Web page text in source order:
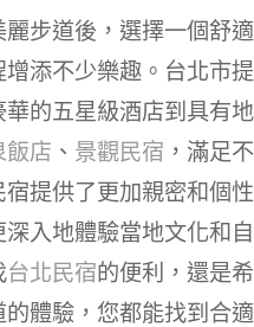
麗步道後，選擇一個舒
增添不少樂趣。台北市
華的五星級酒店到具有
飯店 、 景觀民宿 ，滿足
宿提供了更加親密和個
深入地體驗當地文化和
台北民宿的便利，還是
體驗，您都能找到合